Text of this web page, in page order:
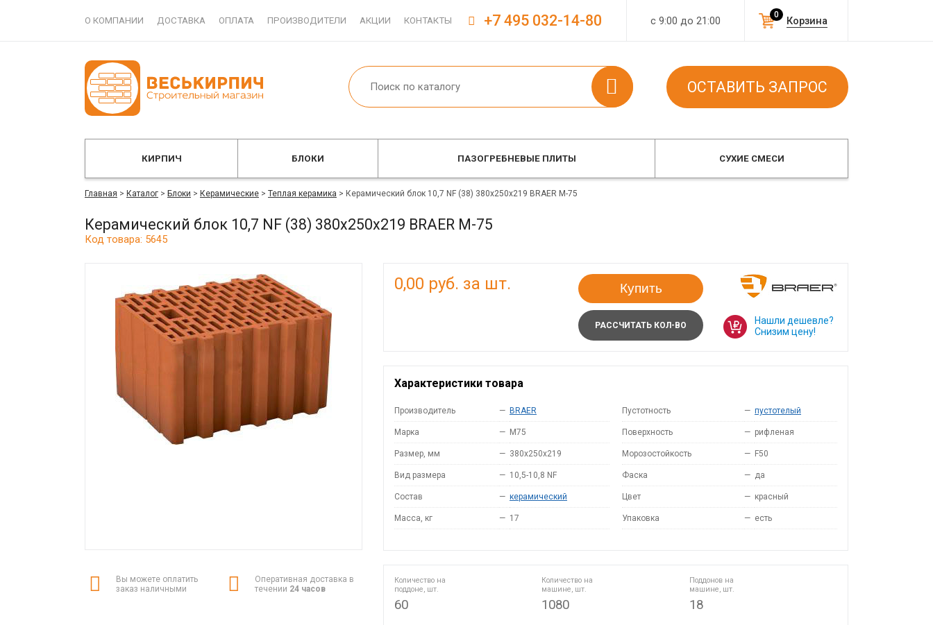
О КОМПАНИИ ДОСТАВКА ОПЛАТА ПРОИЗВОДИТЕЛИ АКЦИИ КОНТАКТЫ с 9:00 до 21:00 Корзина
0
+7 495 032-14-80
ОСТАВИТЬ ЗАПРОС
КИРПИЧ БЛОКИ ПАЗОГРЕБНЕВЫЕ ПЛИТЫ СУХИЕ СМЕСИ
Главная > Каталог > Блоки > Керамические > Теплая керамика > Керамический блок 10,7 NF (38) 380x250x219 BRAER М-75
Керамический блок 10,7 NF (38) 380x250x219 BRAER М-75
Код товара: 5645
Вы можете оплатить
заказ наличными
Оперативная доставка в
течении 24 часов
0,00 руб. за шт. Купить
РАССЧИТАТЬ КОЛ-ВО
Нашли дешевле?
Снизим цену!
Характеристики товара
Производитель — BRAER
Марка — M75
Размер, мм — 380x250x219
Вид размера — 10,5-10,8 NF
Состав — керамический
Масса, кг — 17
Пустотность — пустотелый
Поверхность — рифленая
Морозостойкость — F50
Фаска — да
Цвет — красный
Упаковка — есть
Количество на
поддоне, шт.
60
Количество на
машине, шт.
1080
Поддонов на
машине, шт.
18